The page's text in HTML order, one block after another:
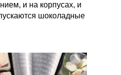
и на корпусах, и
шоколадные